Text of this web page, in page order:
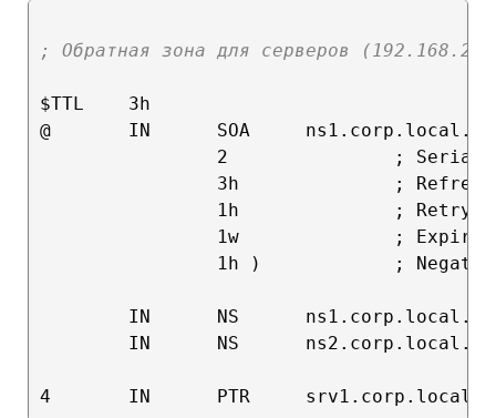
; Обратная зона для серверов
$TTL    3h
@       IN      SOA     ns1.corp.local.
                2               ; Serial
                3h              ; Refresh
                1h              ; Retry
                1w              ; Expire
1h )            ;
        IN      NS      ns1.corp.local.
        IN      NS      ns2.corp.local.